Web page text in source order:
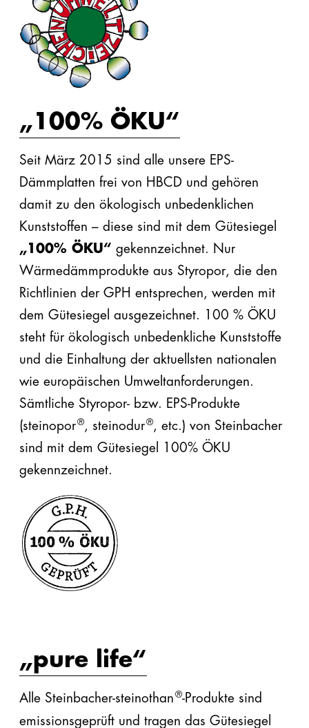
„100% ÖKU“
Seit März 2015 sind alle unsere EPS-
Dämmplatten frei von HBCD und gehören
damit zu den ökologisch unbedenklichen
Kunststoffen – diese sind mit dem Gütesiegel
„100% ÖKU“ gekennzeichnet. Nur
Wärmedämmprodukte aus Styropor, die den
Richtlinien der GPH entsprechen, werden mit
dem Gütesiegel ausgezeichnet. 100 % ÖKU
steht für ökologisch unbedenkliche Kunststoffe
und die Einhaltung der aktuellsten nationalen
wie europäischen Umweltanforderungen.
Sämtliche Styropor- bzw. EPS-Produkte
(steinopor®, steinodur®, etc.) von Steinbacher
sind mit dem Gütesiegel 100% ÖKU
gekennzeichnet.
„pure life“
Alle Steinbacher-steinothan ®-Produkte sind
emissionsgeprüft und tragen das Gütesiegel